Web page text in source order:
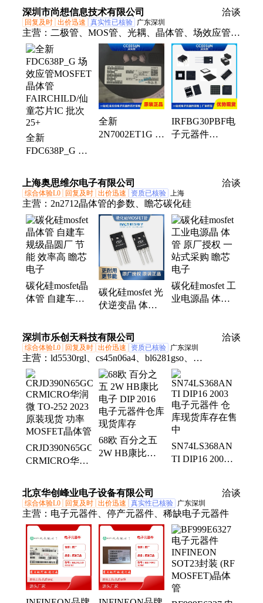
晶体管
极管
N+P MOS管 质
量保证 放心采
购
深圳市尚想信息技术有限公司 洽谈
回复及时 出价迅速 真实性已核验 广东深圳
主营： 二极管、MOS管、光耦、晶体管、场效应管
MOSFET、双极晶体管、传感器、稳压器、电源芯
片、转换器、驱动器、放大器、存储芯片、逻辑IC、
除湿器、缓冲器、控制器、收发器、比较器、以太网
IC、衰减器、连接器、电容器、烧录器、触发器
全新
FDC638P_G 场
晶体管
FAIRCHILD/仙
童芯片IC 批次
25+
全新
2N7002ET1G 场
次26+
IRFBG30PBF电
子元器件
上海奥思维尔电子有限公司 洽谈
综合体验L0 回复及时 出价迅速 资质已核验 上海
主营： 2n2712晶体管的参数、瞻芯碳化硅
碳化硅mosfet晶
体管 自建车规
子
碳化硅mosfet 光
伏逆变晶 体管
一体 瞻芯电子
碳化硅mosfet 工
业电源晶 体管
深圳市乐创天科技有限公司 洽谈
综合体验L0 回复及时 出价迅速 资质已核验 广东深圳
主营： ld5530rgl、cs45n06a4、bl6281gso、
cs1n60a4h、10e5%0402、smcj100ca、sp3232een、
bta1664m3、cr7n65a4k、cs2n60bsd、三色灯、
jstl2307a、leadtrend、tdm31090e、ld7792sgs、
cs7n65a4r、td1482apr、czt5551tr、ld5516cgl、
mmbt2907a、cs14n10a4、max232ese、phy1252ds、
evqpsm02k、esda6v1w5
CRJD390N65GC
CRMICRO华润
原装现货 功率
MOSFET晶体管
68欧 百分之五
2W HB康比电
货库存
SN74LS368AN
TI DIP16 2003
中
北京华创峰业电子设备有限公司 洽谈
综合体验L0 回复及时 出价迅速 真实性已核验 广东深圳
主营： 电子元器件、停产元器件、稀缺电子元器件